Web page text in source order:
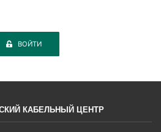
ВОЙТИ
КАБЕЛЬНЫЙ ЦЕНТР